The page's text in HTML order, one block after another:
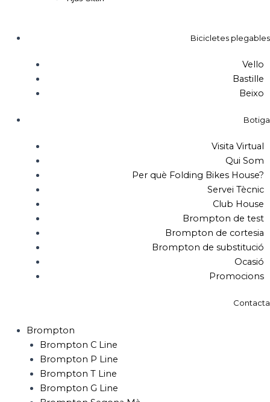
Bicicletes plegables
Vello
Bastille
Beixo
Botiga
Visita Virtual
Qui Som
Per què Folding Bikes House?
Servei Tècnic
Club House
Brompton de test
Brompton de cortesia
Brompton de substitució
Ocasió
Promocions
Contacta
Brompton
Brompton C Line
Brompton P Line
Brompton T Line
Brompton G Line